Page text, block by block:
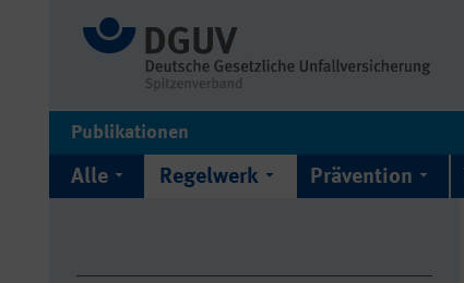
Publikationen
Alle Regelwerk Prävention